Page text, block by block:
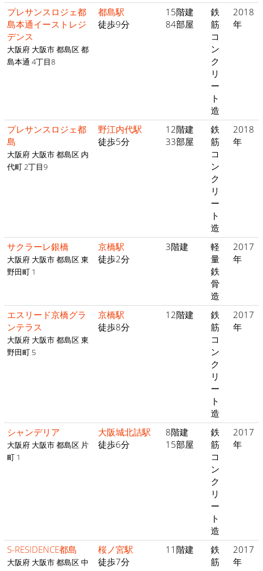
プレサンスロジェ都
島本通イーストレジ
デンス
大阪府 大阪市 都島区 都
島本通 4丁目8
都島駅
徒歩9分
15階建
84部屋
鉄
筋
コ
ン
ク
リ
ー
ト
造
2018
年
プレサンスロジェ都
島
大阪府 大阪市 都島区 内
代町 2丁目9
野江内代駅
徒歩5分
12階建
33部屋
鉄
筋
コ
ン
ク
リ
ー
ト
造
2018
年
サクラーレ銀橋
大阪府 大阪市 都島区 東
野田町 1
京橋駅
徒歩2分
3階建
軽
量
鉄
骨
造
2017
年
エスリード京橋グラ
ンテラス
大阪府 大阪市 都島区 東
野田町 5
京橋駅
徒歩8分
12階建
鉄
筋
コ
ン
ク
リ
ー
ト
造
2017
年
シャンデリア
大阪府 大阪市 都島区 片
町 1
大阪城北詰駅
徒歩6分
8階建
15部屋
鉄
筋
コ
ン
ク
リ
ー
ト
造
2017
年
S-RESIDENCE都島
大阪府 大阪市 都島区 中
桜ノ宮駅
徒歩7分
11階建
鉄
筋
2017
年